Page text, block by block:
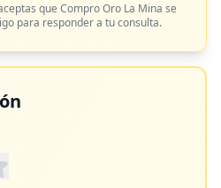
que Compro Oro La Mina se
para responder a tu consulta.